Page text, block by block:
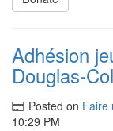
Adhésion
Douglas-
Posted on Faire
10:29 PM